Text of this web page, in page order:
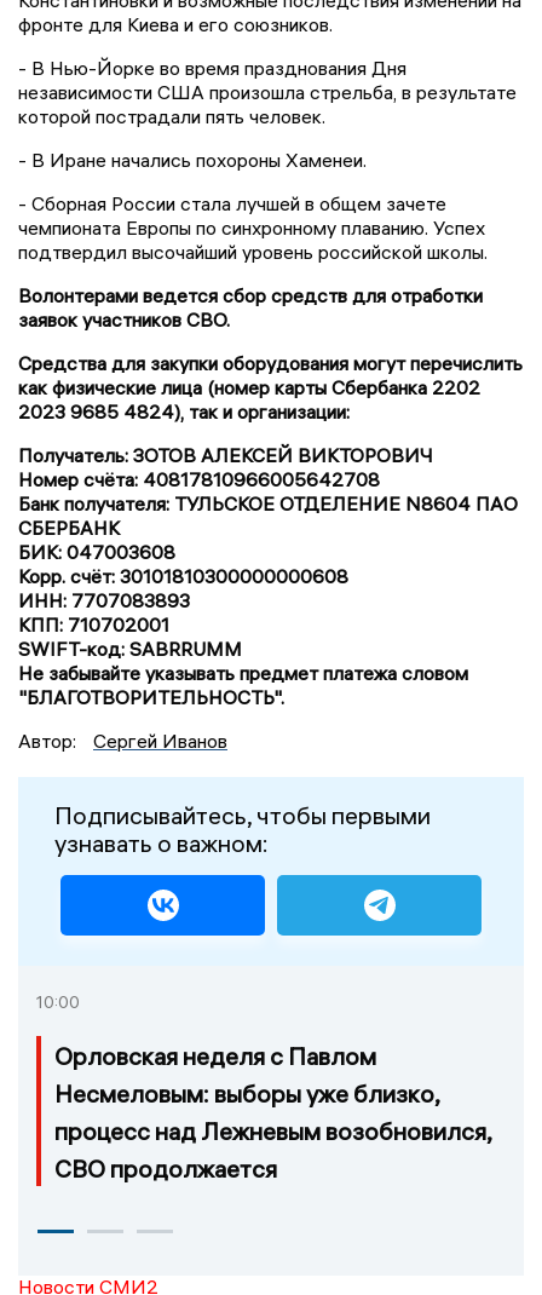
фронте для Киева и его союзников.
- В Нью-Йорке во время празднования Дня
независимости США произошла стрельба, в результате
которой пострадали пять человек.
- В Иране начались похороны Хаменеи.
- Сборная России стала лучшей в общем зачете
чемпионата Европы по синхронному плаванию. Успех
подтвердил высочайший уровень российской школы.
Волонтерами ведется сбор средств для отработки
заявок участников СВО.
Средства для закупки оборудования могут перечислить
как физические лица (номер карты Сбербанка 2202
2023 9685 4824), так и организации:
Получатель: ЗОТОВ АЛЕКСЕЙ ВИКТОРОВИЧ
Номер счёта: 40817810966005642708
Банк получателя: ТУЛЬСКОЕ ОТДЕЛЕНИЕ N8604 ПАО
СБЕРБАНК
БИК: 047003608
Корр. счёт: 30101810300000000608
ИНН: 7707083893
КПП: 710702001
SWIFT-код: SABRRUMM
Не забывайте указывать предмет платежа словом
"БЛАГОТВОРИТЕЛЬНОСТЬ".
Автор:
Сергей Иванов
Подписывайтесь, чтобы первыми
узнавать о важном:
10:00
Орловская неделя с Павлом
Несмеловым: выборы уже близко,
процесс над Лежневым возобновился,
СВО продолжается
Новости СМИ2